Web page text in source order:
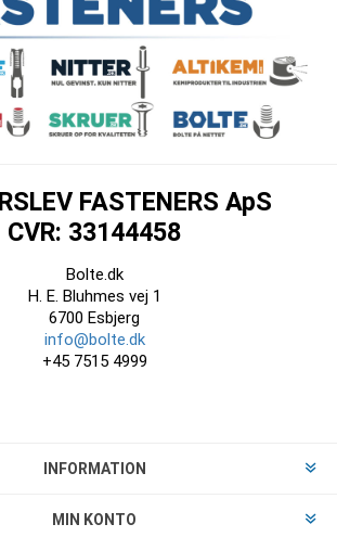
FASTENERS ApS
CVR: 33144458
Bolte.dk
H. E. Bluhmes vej 1
6700 Esbjerg
info@bolte.dk
+45 7515 4999
INFORMATION
MIN KONTO